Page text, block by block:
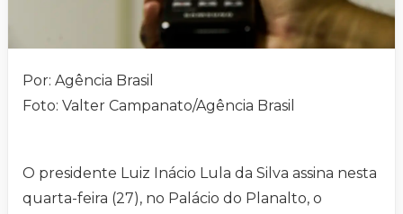
Por: Agência Brasil
Foto: Valter Campanato/Agência Brasil
O presidente Luiz Inácio Lula da Silva assina nesta
quarta-feira (27), no Palácio do Planalto, o